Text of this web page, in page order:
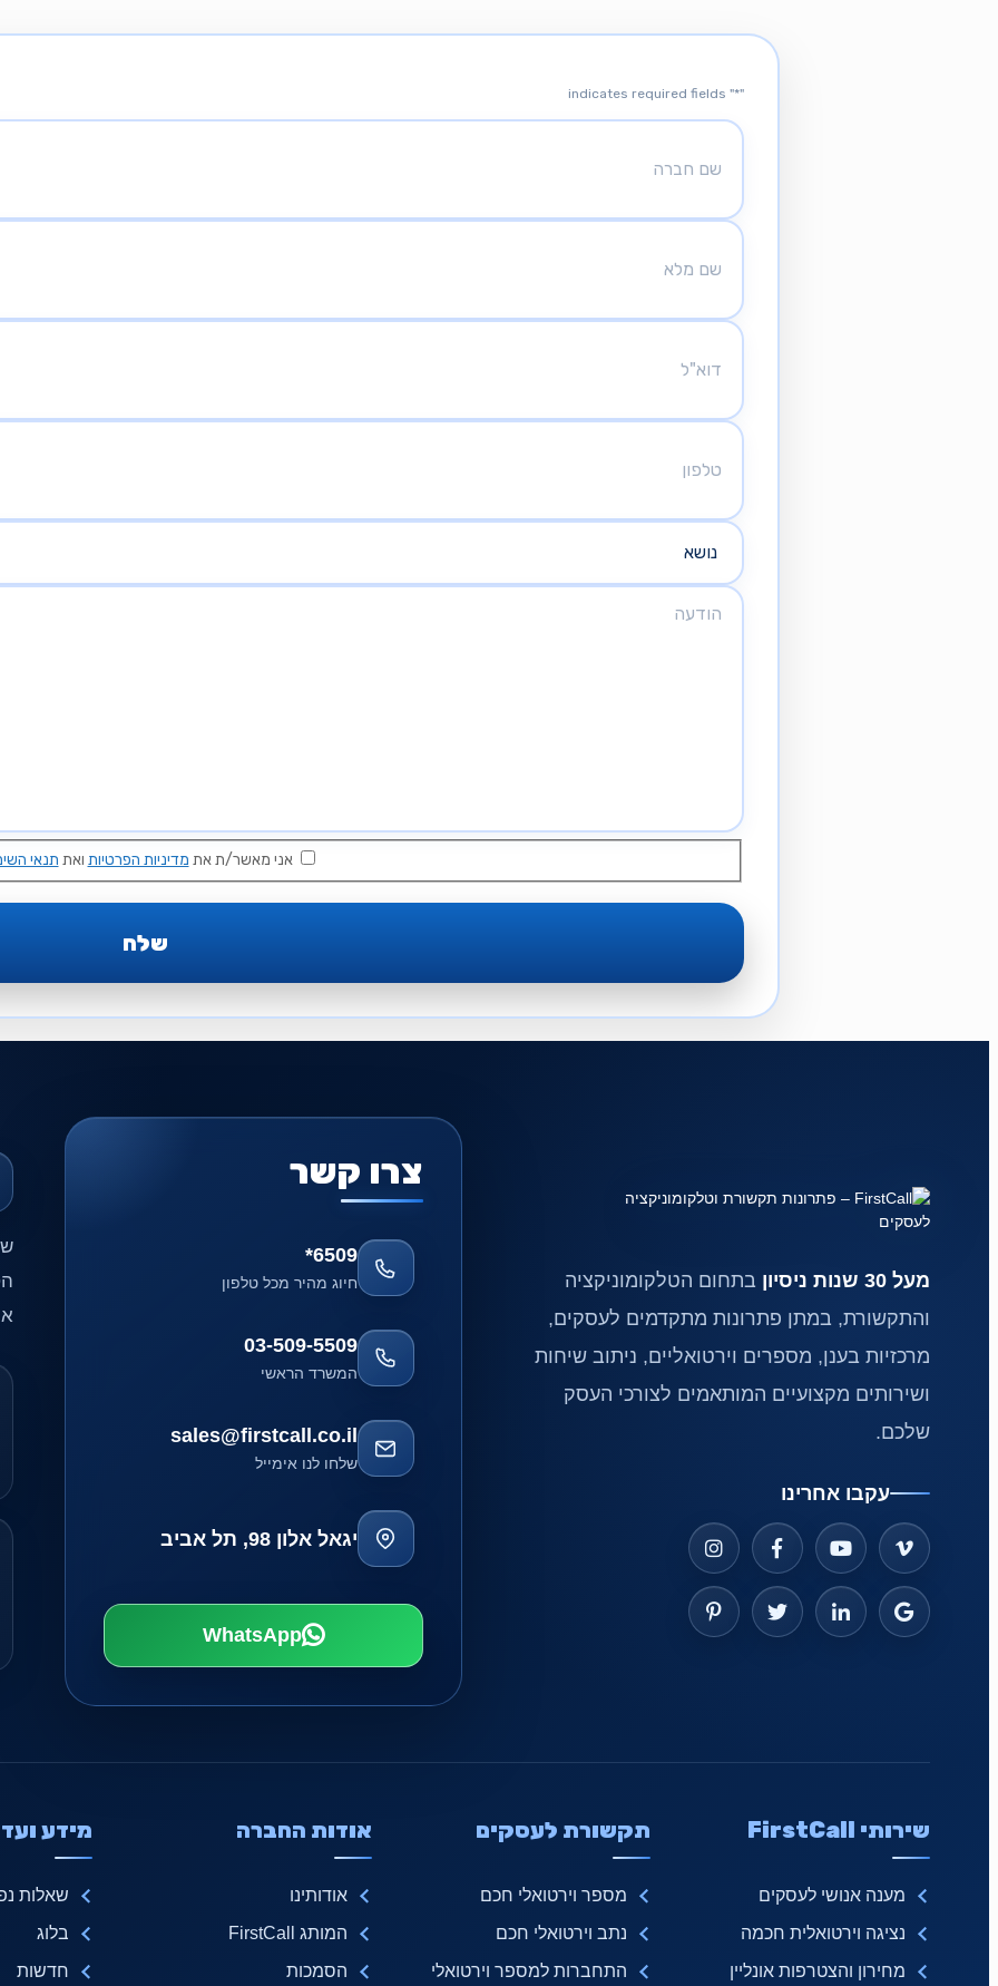
"
*
" indicates required fields
אני מאשר/ת את מדיניות הפרטיות ואת תנאי
מעל 30 שנות ניסיון
בתחום הטלקומוניקציה
והתקשורת, במתן פתרונות מתקדמים לעסקים,
מרכזיות בענן, מספרים וירטואליים, ניתוב שיחות
ושירותים מקצועיים המותאמים לצורכי העסק
שלכם.
עקבו אחרינו
צרו קשר
*6509
חיוג מהיר מכל טלפון
03-509-5509
המשרד הראשי
sales@firstcall.co.il
שלחו לנו אימייל
יגאל אלון 98, תל אביב
WhatsApp
שירותי FirstCall
מענה אנושי לעסקים
נציגה וירטואלית חכמה
מחירון והצטרפות אונליין
תקשורת לעסקים
מספר וירטואלי חכם
נתב וירטואלי חכם
התחברות למספר וירטואלי
אודות החברה
אודותינו
המותג FirstCall
הסמכות
מידע
שאלות
בלוג
חדשות